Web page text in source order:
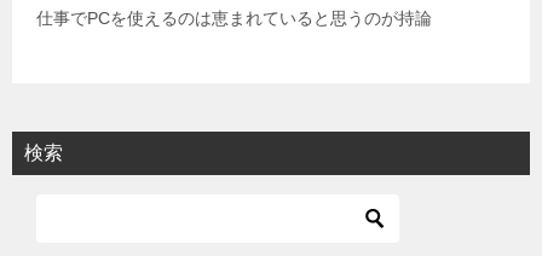
仕事でPCを使えるのは恵まれていると思うのが持論
検索